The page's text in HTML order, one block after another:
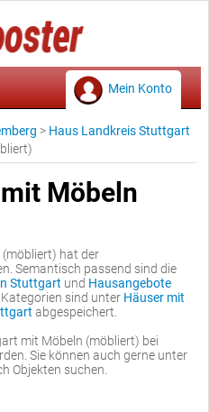
Mein Konto
> Haus Landkreis Stuttgart
Möbeln
hat der
Semantisch passend sind die
Stuttgart und Hausangebote
Kategorien sind unter Häuser mit
abgespeichert.
mit Möbeln (möbliert) bei
Sie können auch gerne unter
Objekten suchen.